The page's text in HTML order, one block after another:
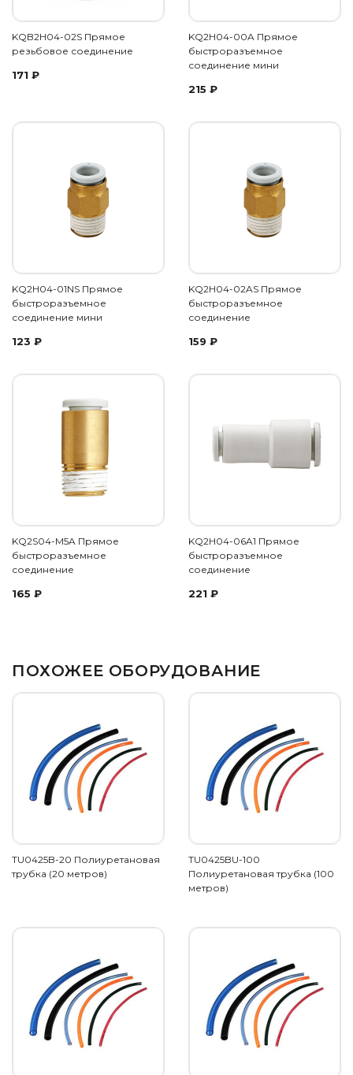
KQB2H04-02S Прямое
резьбовое соединение
171 ₽
KQ2H04-00A Прямое
быстроразъемное
соединение мини
215 ₽
KQ2H04-01NS Прямое
быстроразъемное
соединение мини
123 ₽
KQ2H04-02AS Прямое
быстроразъемное
соединение
159 ₽
KQ2S04-M5A Прямое
быстроразъемное
соединение
165 ₽
KQ2H04-06A1 Прямое
быстроразъемное
соединение
221 ₽
ПОХОЖЕЕ ОБОРУДОВАНИЕ
TU0425B-20 Полиуретановая
трубка (20 метров)
TU0425BU-100
Полиуретановая трубка (100
метров)